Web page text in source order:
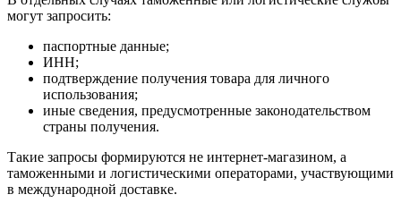
могут запросить:
паспортные данные;
ИНН;
подтверждение получения товара для личного
использования;
иные сведения, предусмотренные законодательством
страны получения.
Такие запросы формируются не интернет-магазином, а
таможенными и логистическими операторами, участвующими
в международной доставке.